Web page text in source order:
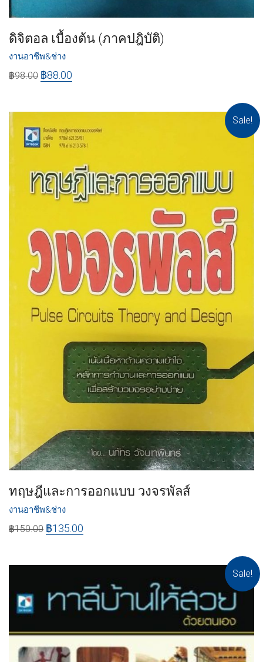
ดิจิตอล เบื้องต้น (ภาคปฎิบัติ)
งานอาชีพ&ช่าง
฿98.00 ฿88.00
Sale!
ทฤษฎีและการออกแบบ วงจรพัลส์
งานอาชีพ&ช่าง
฿150.00 ฿135.00
Sale!